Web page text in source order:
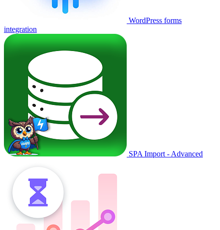
WordPress forms
integration
SPA Import - Advanced